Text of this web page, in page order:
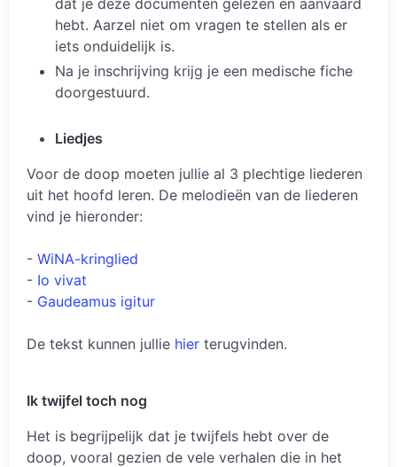
hebt. Aarzel niet om vragen te stellen als er
iets onduidelijk is.
Na je inschrijving krijg je een medische fiche
doorgestuurd.
Liedjes
Voor de doop moeten jullie al 3 plechtige liederen
uit het hoofd leren. De melodieën van de liederen
vind je hieronder:
- WiNA-kringlied
- Io vivat
- Gaudeamus igitur
De tekst kunnen jullie hier terugvinden.
Ik twijfel toch nog
Het is begrijpelijk dat je twijfels hebt over de
doop, vooral gezien de vele verhalen die in het